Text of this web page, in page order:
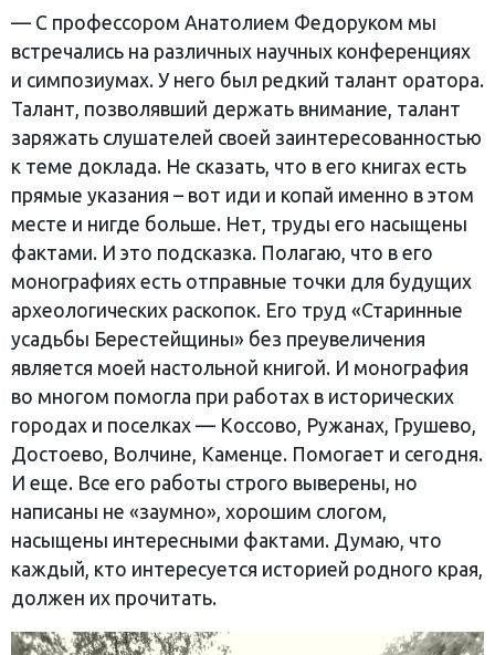
— С профессором Анатолием Федоруком мы
встречались на различных научных конференциях
и симпозиумах. У него был редкий талант оратора.
Талант, позволявший держать внимание, талант
заряжать слушателей своей заинтересованностью
к теме доклада. Не сказать, что в его книгах есть
прямые указания – вот иди и копай именно в этом
месте и нигде больше. Нет, труды его насыщены
фактами. И это подсказка. Полагаю, что в его
монографиях есть отправные точки для будущих
археологических раскопок. Его труд «Старинные
усадьбы Берестейщины» без преувеличения
является моей настольной книгой. И монография
во многом помогла при работах в исторических
городах и поселках — Коссово, Ружанах, Грушево,
Достоево, Волчине, Каменце. Помогает и сегодня.
И еще. Все его работы строго выверены, но
написаны не «заумно», хорошим слогом,
насыщены интересными фактами. Думаю, что
каждый, кто интересуется историей родного края,
должен их прочитать.